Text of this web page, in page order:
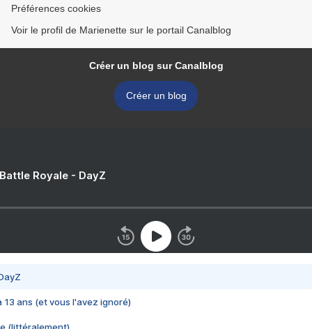
Préférences cookies
Voir le profil de Marienette sur le portail Canalblog
Créer un blog sur Canalblog
Créer un blog
Royale - DayZ
13 ans (et vous l'avez ignoré)